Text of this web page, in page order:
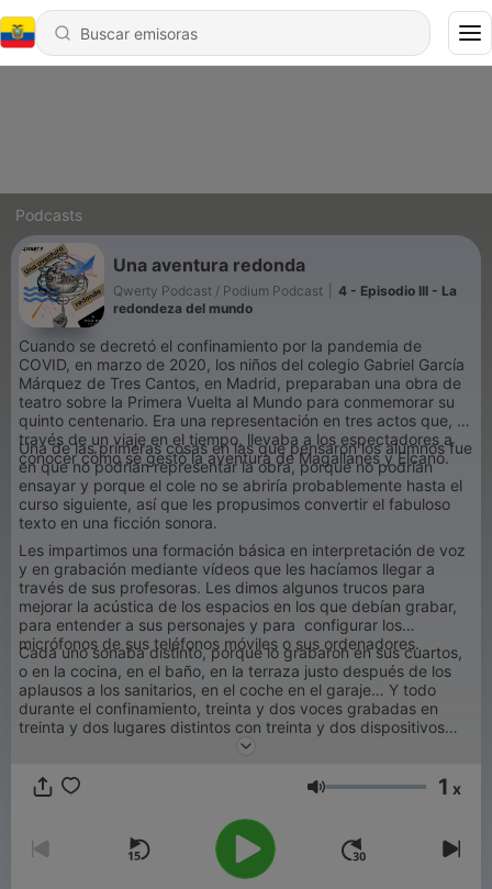
Podcasts
Una aventura redonda
Qwerty Podcast / Podium Podcast
4 - Episodio III - La
redondeza del mundo
Cuando se decretó el confinamiento por la pandemia de
COVID, en marzo de 2020, los niños del colegio Gabriel García
Márquez de Tres Cantos, en Madrid, preparaban una obra de
teatro sobre la Primera Vuelta al Mundo para conmemorar su
quinto centenario. Era una representación en tres actos que, a
través de un viaje en el tiempo, llevaba a los espectadores a
conocer cómo se gestó la aventura de Magallanes y Elcano.
Una de las primeras cosas en las que pensaron los alumnos fue
en que no podrían representar la obra, porque no podrían
ensayar y porque el cole no se abriría probablemente hasta el
curso siguiente, así que les propusimos convertir el fabuloso
texto en una ficción sonora.
Les impartimos una formación básica en interpretación de voz
y en grabación mediante vídeos que les hacíamos llegar a
través de sus profesoras. Les dimos algunos trucos para
mejorar la acústica de los espacios en los que debían grabar,
para entender a sus personajes y para configurar los
micrófonos de sus teléfonos móviles o sus ordenadores.
Cada uno sonaba distinto, porque lo grabaron en sus cuartos,
o en la cocina, en el baño, en la terraza justo después de los
aplausos a los sanitarios, en el coche en el garaje… Y todo
durante el confinamiento, treinta y dos voces grabadas en
treinta y dos lugares distintos con treinta y dos dispositivos
diferentes. ¿Tendría calidad suficiente? ¿Habría fluidez en la
la verdad es que no nos importaba demasiado, porque lo
realmente interesante era que lo hubieran hecho, que se
convirtiera para los niños en un reto, en una actividad
enriquecedora, novedosa, durante el tiempo que todos
permanecíamos encerrados en nuestras casas. Aun así, nos
Volumen 1 x